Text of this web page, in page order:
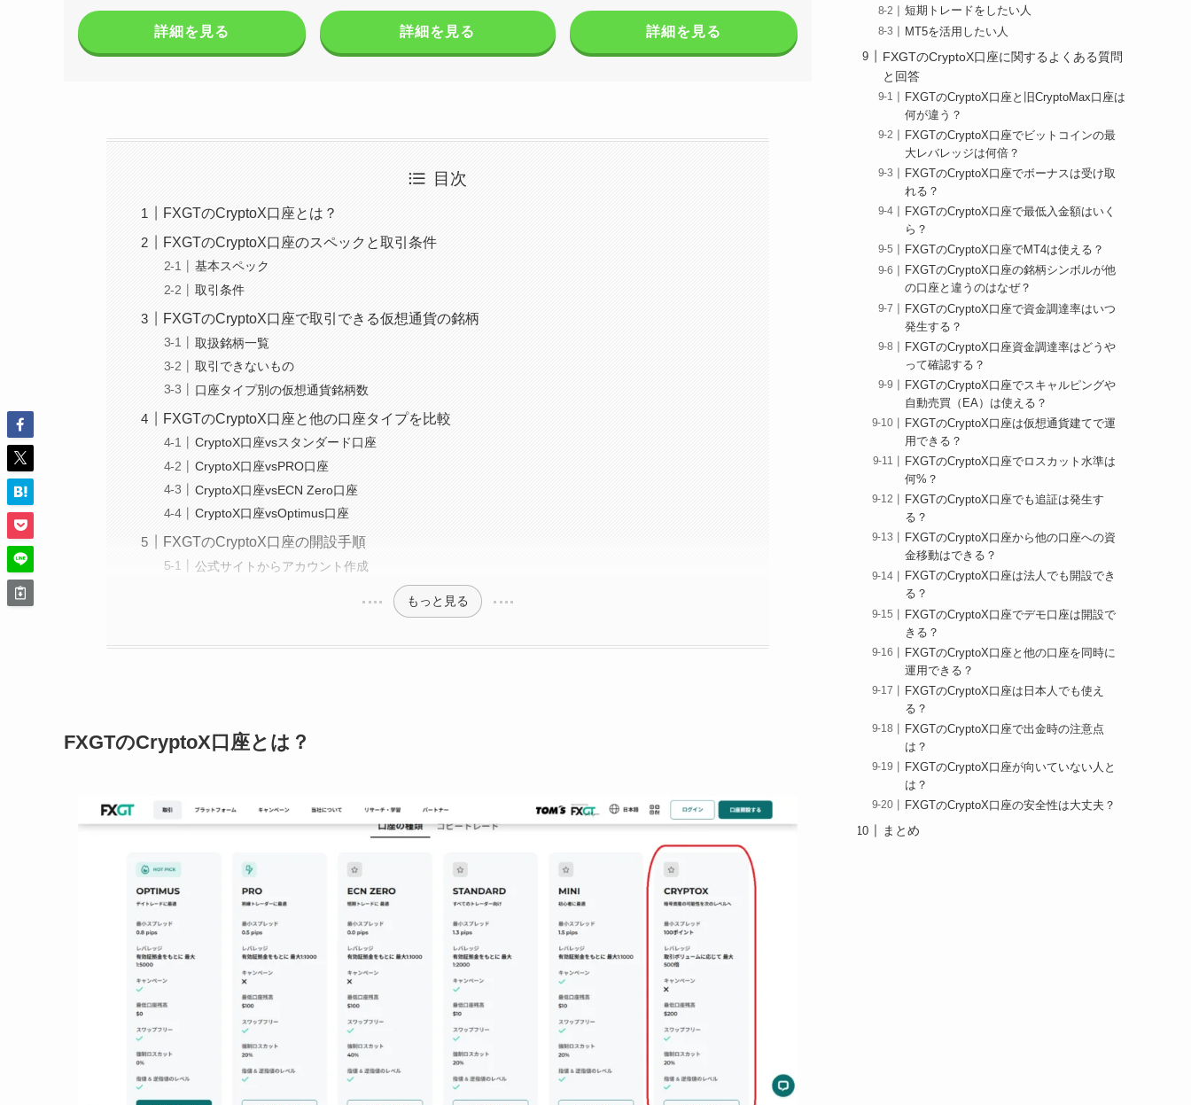
詳細を見る 詳細を見る 詳細を見る
目次
FXGTのCryptoX口座とは？
FXGTのCryptoX口座のスペックと取引条件
基本スペック
取引条件
FXGTのCryptoX口座で取引できる仮想通貨の銘柄
取扱銘柄一覧
取引できないもの
口座タイプ別の仮想通貨銘柄数
FXGTのCryptoX口座と他の口座タイプを比較
CryptoX口座vsスタンダード口座
CryptoX口座vsPRO口座
CryptoX口座vsECN Zero口座
CryptoX口座vsOptimus口座
FXGTのCryptoX口座の開設手順
公式サイトからアカウント作成
もっと見る
FXGTのCryptoX口座とは？
短期トレードをしたい人
MT5を活用したい人
FXGTのCryptoX口座に関するよくある質問
と回答
FXGTのCryptoX口座と旧CryptoMax口座は
何が違う？
FXGTのCryptoX口座でビットコインの最
大レバレッジは何倍？
FXGTのCryptoX口座でボーナスは受け取
れる？
FXGTのCryptoX口座で最低入金額はいく
ら？
FXGTのCryptoX口座でMT4は使える？
FXGTのCryptoX口座の銘柄シンボルが他
の口座と違うのはなぜ？
FXGTのCryptoX口座で資金調達率はいつ
発生する？
FXGTのCryptoX口座資金調達率はどうや
って確認する？
FXGTのCryptoX口座でスキャルピングや
自動売買（EA）は使える？
FXGTのCryptoX口座は仮想通貨建てで運
用できる？
FXGTのCryptoX口座でロスカット水準は
何%？
FXGTのCryptoX口座でも追証は発生す
る？
FXGTのCryptoX口座から他の口座への資
金移動はできる？
FXGTのCryptoX口座は法人でも開設でき
る？
FXGTのCryptoX口座でデモ口座は開設で
きる？
FXGTのCryptoX口座と他の口座を同時に
運用できる？
FXGTのCryptoX口座は日本人でも使え
る？
FXGTのCryptoX口座で出金時の注意点
は？
FXGTのCryptoX口座が向いていない人と
は？
FXGTのCryptoX口座の安全性は大丈夫？
まとめ